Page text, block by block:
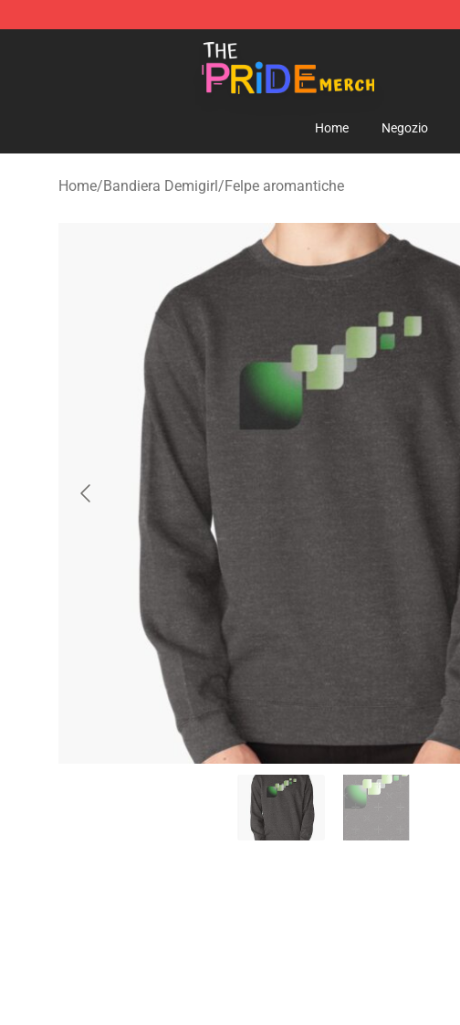
The Pride Shop - Official The Pride Merchandise Store
Home Negozio
Home/Bandiera Demigirl/Felpe aromantiche